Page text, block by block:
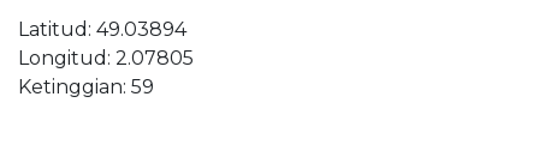
Latitud: 49.03894
Longitud: 2.07805
Ketinggian: 59